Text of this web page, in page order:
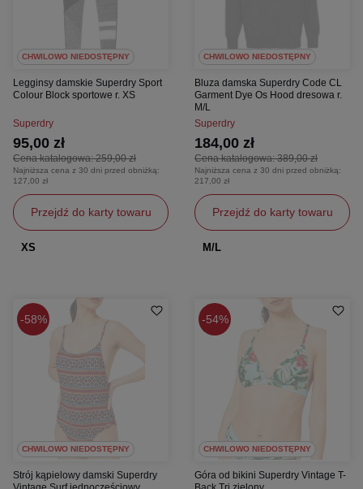
CHWILOWO NIEDOSTĘPNY
Legginsy damskie Superdry Sport
Colour Block sportowe r. XS
Superdry
Cena katalogowa:259,00 zł
95,00 zł
Najniższa cena z 30 dni przed obniżką:
127,00 zł
Przejdź do karty towaru
XS
CHWILOWO NIEDOSTĘPNY
Bluza damska Superdry Code CL
Garment Dye Os Hood dresowa r.
M/L
Superdry
Cena katalogowa:389,00 zł
184,00 zł
Najniższa cena z 30 dni przed obniżką:
217,00 zł
Przejdź do karty towaru
M/L
58%
CHWILOWO NIEDOSTĘPNY
Strój kąpielowy damski Superdry
54%
CHWILOWO NIEDOSTĘPNY
Góra od bikini Superdry Vintage T-